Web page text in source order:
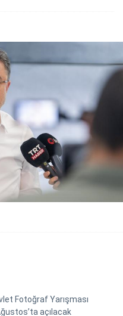
Fotoğraf Yarışması
açılacak